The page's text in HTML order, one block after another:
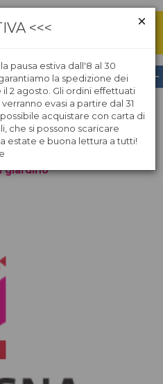
2026
giardino
<<<
pausa estiva dall'8 al 30
la spedizione dei
2 agosto. Gli ordini effettuati
evasi a partire dal 31
acquistare con carta di
che si possono scaricare
estate e buona lettura a tutti!